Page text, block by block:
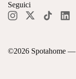
©2026 Spotahome —
Seguici